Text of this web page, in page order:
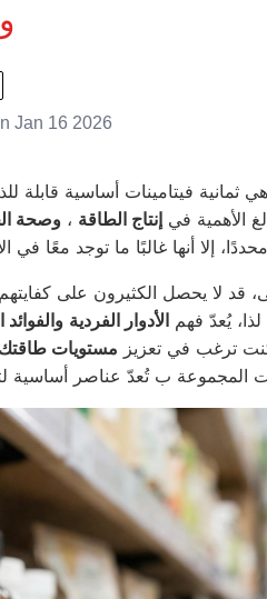
Jan 16 2026
هي ثمانية فيتامينات أساسية
الأهمية في إنتاج الطاقة ، وصحة
إلا أنها غالبًا ما توجد معًا
قد لا يحصل الكثيرون على
يُعدّ فهم الأدوار الفردية والفوائد
ترغب في تعزيز مستويات طاقتك
المجموعة ب تُعدّ عناصر أساسية